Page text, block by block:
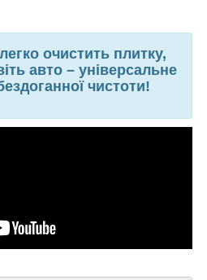
очистить плитку,
авто – універсальне
чистоти!